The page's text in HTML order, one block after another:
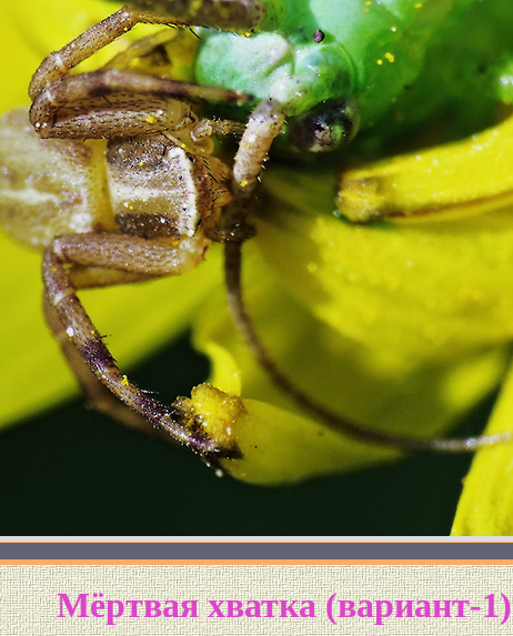
Мёртвая хватка (вариант-1)